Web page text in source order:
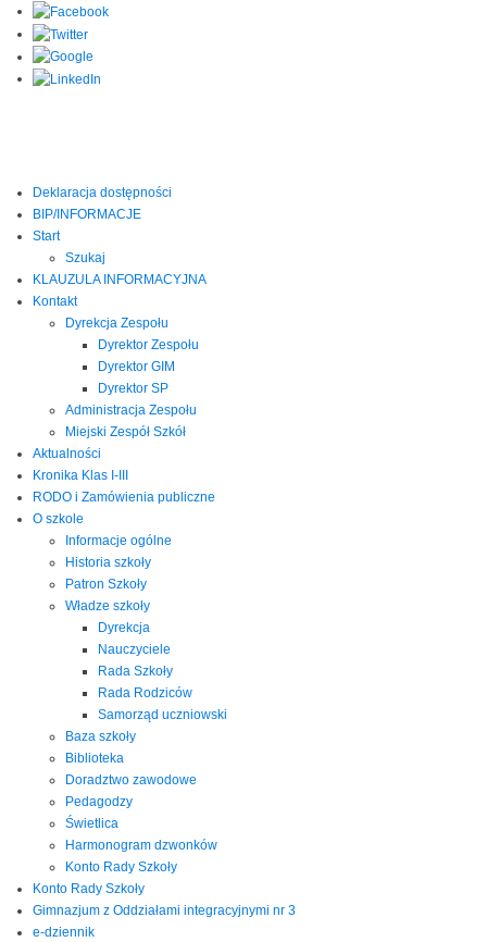
Deklaracja dostępności
BIP/INFORMACJE
Start
Szukaj
KLAUZULA INFORMACYJNA
Kontakt
Dyrekcja Zespołu
Dyrektor Zespołu
Dyrektor GIM
Dyrektor SP
Administracja Zespołu
Miejski Zespół Szkół
Aktualności
Kronika Klas I-III
RODO i Zamówienia publiczne
O szkole
Informacje ogólne
Historia szkoły
Patron Szkoły
Władze szkoły
Dyrekcja
Nauczyciele
Rada Szkoły
Rada Rodziców
Samorząd uczniowski
Baza szkoły
Biblioteka
Doradztwo zawodowe
Pedagodzy
Świetlica
Harmonogram dzwonków
Konto Rady Szkoły
Konto Rady Szkoły
Gimnazjum z Oddziałami integracyjnymi nr 3
e-dziennik